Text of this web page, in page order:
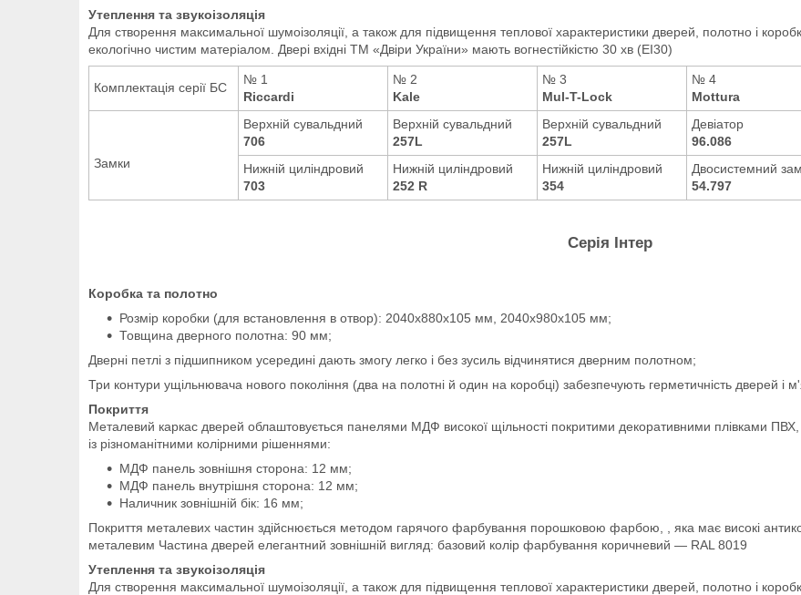
Утеплення та звукоізоляція
Для створення максимальної шумоізоляції, а також для підвищення теплової характеристики дверей, полотно і
екологічно чистим матеріалом. Двері вхідні ТМ «Двіри України» мають вогнестійкістю 30 хв (EI30)
Комплектація серії БС
№ 1
Riccardi
№ 2
Kale
№ 3
Mul-T-Lock
№ 4
Mottura
Замки
Верхній сувальдний
706
Верхній сувальдний
257L
Верхній сувальдний
257L
Девіатор
96.086
Нижній циліндровий
703
Нижній циліндровий
252 R
Нижній циліндровий
354
Двосистемний
54.797
Серія Інтер
Коробка та полотно
Розмір коробки (для встановлення в отвор): 2040х880х105 мм, 2040х980х105 мм;
Товщина дверного полотна: 90 мм;
Дверні петлі з підшипником усередині дають змогу легко і без зусиль відчинятися дверним полотном;
Три контури ущільнювача нового покоління (два на полотні й один на коробці) забезпечують герметичність дверей і
Покриття
Металевий каркас дверей облаштовується панелями МДФ високої щільності покритими декоративними плівками
із різноманітними колірними рішеннями:
МДФ панель зовнішня сторона: 12 мм;
МДФ панель внутрішня сторона: 12 мм;
Наличник зовнішній бік: 16 мм;
Покриття металевих частин здійснюється методом гарячого фарбування порошковою фарбою, , яка має високі
металевим Частина дверей елегантний зовнішній вигляд: базовий колір фарбування коричневий — RAL 8019
Утеплення та звукоізоляція
Для створення максимальної шумоізоляції, а також для підвищення теплової характеристики дверей, полотно і